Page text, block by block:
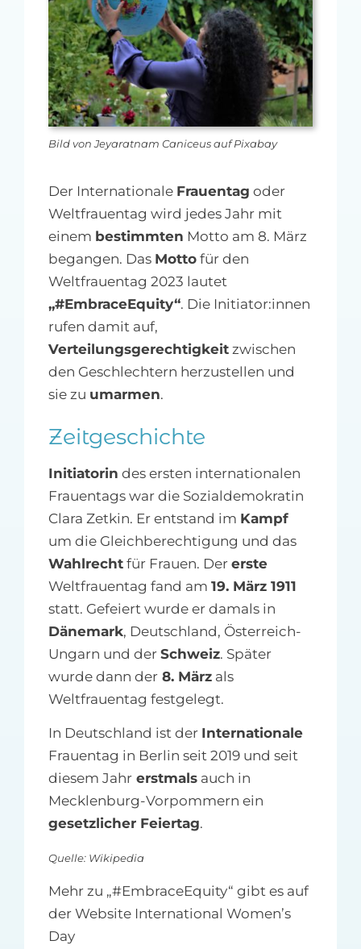
MFA-heute Newsletter-Anmeldung
Über uns
Ihre Werbung auf MFA-heute.de
SucheBild von Jeyaratnam Caniceus auf Pixabay
Der Internationale Frauentag oder
Weltfrauentag wird jedes Jahr mit
einem bestimmten Motto am 8. März
begangen. Das Mottofür den
Weltfrauentag 2023 lautet
„#EmbraceEquity“. Die Initiator:innen
rufen damit auf,
Verteilungsgerechtigkeitzwischen
den Geschlechtern herzustellen und
sie zu umarmen.
Zeitgeschichte
Initiatorin des ersten internationalen
Frauentags war die Sozialdemokratin
Clara Zetkin. Er entstand im Kampf
um die Gleichberechtigung und das
Wahlrechtfür Frauen. Der erste
Weltfrauentag fand am 19. März 1911
statt. Gefeiert wurde er damals in
Dänemark, Deutschland, Österreich-
Ungarn und der Schweiz. Später
wurde dann der8. Märzals
Weltfrauentag festgelegt.
In Deutschland ist der Internationale
Frauentag in Berlin seit 2019 und seit
diesem Jahrerstmalsauch in
Mecklenburg-Vorpommern ein
gesetzlicher Feiertag.
Quelle: Wikipedia
Mehr zu „#EmbraceEquity“ gibt es auf
der Website International Women’s
Day